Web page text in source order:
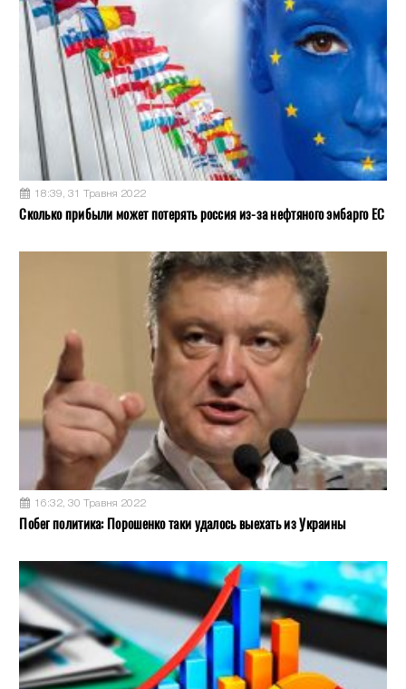
18:39, 31 Травня 2022
Сколько прибыли может потерять россия из-за нефтяного эмбарго ЕС
16:32, 30 Травня 2022
Побег политика: Порошенко таки удалось выехать из Украины